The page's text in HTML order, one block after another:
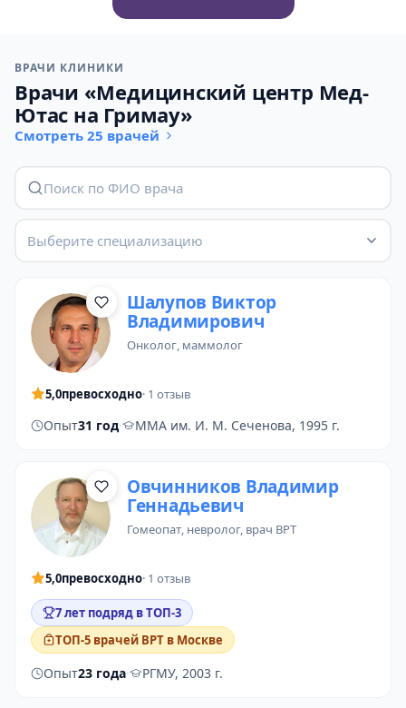
ВРАЧИ КЛИНИКИ
Врачи «Медицинский центр Мед-
Ютас на Гримау»
Смотреть 25 врачей
Выберите специализацию
Шалупов Виктор
Владимирович
онколог, маммолог
5,0превосходно· 1 отзыв
Опыт31 год· ММА им. И. М. Сеченова, 1995 г.
Овчинников Владимир
Геннадьевич
гомеопат, невролог, врач ВРТ
5,0превосходно· 1 отзыв
7 лет подряд в ТОП-3
ТОП-5 врачей ВРТ в Москве
Опыт23 года· РГМУ, 2003 г.